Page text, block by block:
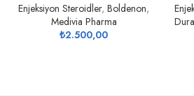
Enjeksiyon Steroidler, Boldenon,
Medivia Pharma
₺2.500,00